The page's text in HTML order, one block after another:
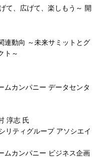
て、広げて、楽しもう～ 開
動向 ～未来サミットとグ
ト～
カンパニー データセンタ
淳志 氏
ティグループ アソシエイ
カンパニー ビジネス企画